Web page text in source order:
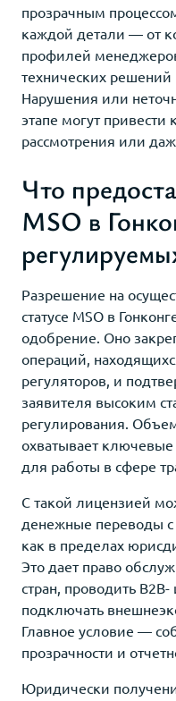
прозрачным
каждой детали — от
профилей
технических
Нарушения или
этапе могут
рассмотрения или
Что
MSO в
Разрешение на
статусе MSO в
одобрение. Оно
операций,
регуляторов, и
заявителя высоким
регулирования.
охватывает
для работы в сфере
С такой лицензией
денежные переводы с
как в пределах
Это дает право
стран, проводить
подключать
Главное условие —
прозрачности и
Юридически